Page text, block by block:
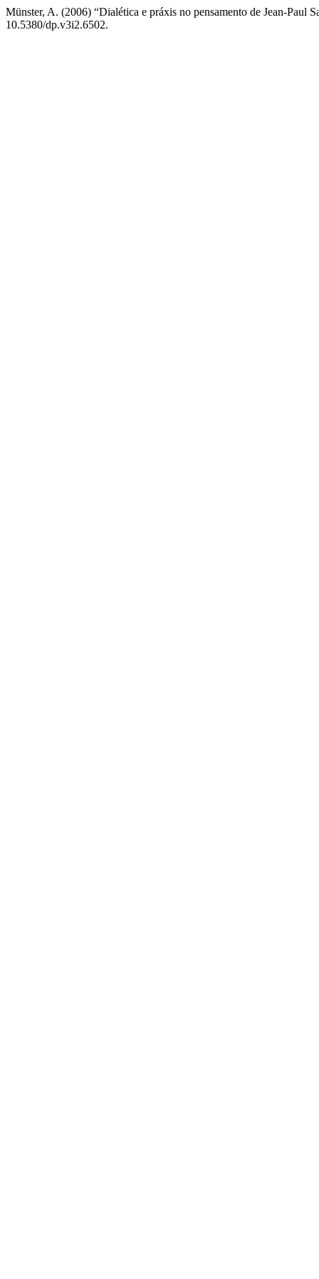
Münster, A. (2006) “Dialética e práxis no pensamento de Jean-Paul
10.5380/dp.v3i2.6502.